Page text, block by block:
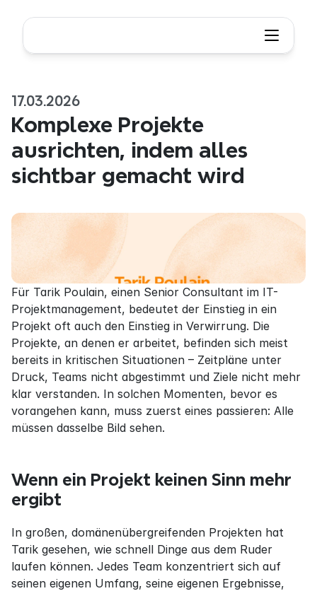
17.03.2026
Komplexe Projekte
ausrichten, indem alles
sichtbar gemacht wird
Für Tarik Poulain, einen Senior Consultant im IT-
Projektmanagement, bedeutet der Einstieg in ein
Projekt oft auch den Einstieg in Verwirrung. Die
Projekte, an denen er arbeitet, befinden sich meist
bereits in kritischen Situationen – Zeitpläne unter
Druck, Teams nicht abgestimmt und Ziele nicht mehr
klar verstanden. In solchen Momenten, bevor es
vorangehen kann, muss zuerst eines passieren: Alle
müssen dasselbe Bild sehen.
Wenn ein Projekt keinen Sinn mehr
ergibt
In großen, domänenübergreifenden Projekten hat
Tarik gesehen, wie schnell Dinge aus dem Ruder
laufen können. Jedes Team konzentriert sich auf
seinen eigenen Umfang, seine eigenen Ergebnisse,